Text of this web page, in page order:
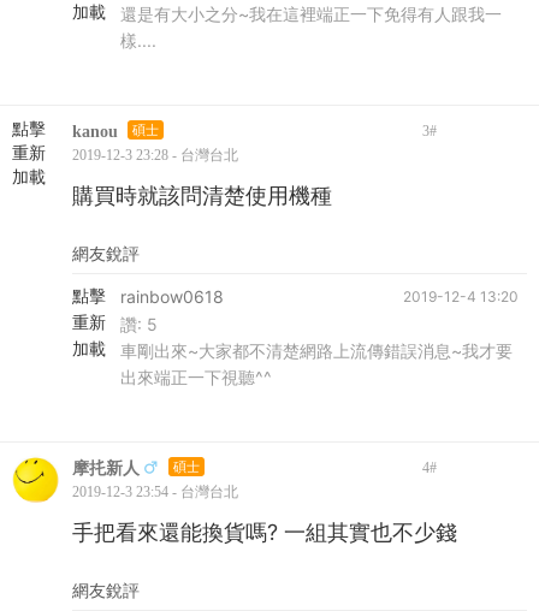
加載
還是有大小之分~我在這裡端正一下免得有人跟我一
樣....
點擊
重新
加載
kanou 碩士 3#
2019-12-3 23:28 - 台灣台北
購買時就該問清楚使用機種
網友銳評
點擊
重新
加載
2019-12-4 13:20
rainbow0618
讚: 5
車剛出來~大家都不清楚網路上流傳錯誤消息~我才要
出來端正一下視聽^^
摩扥新人 碩士 4#
2019-12-3 23:54 - 台灣台北
手把看來還能換貨嗎? 一組其實也不少錢
網友銳評